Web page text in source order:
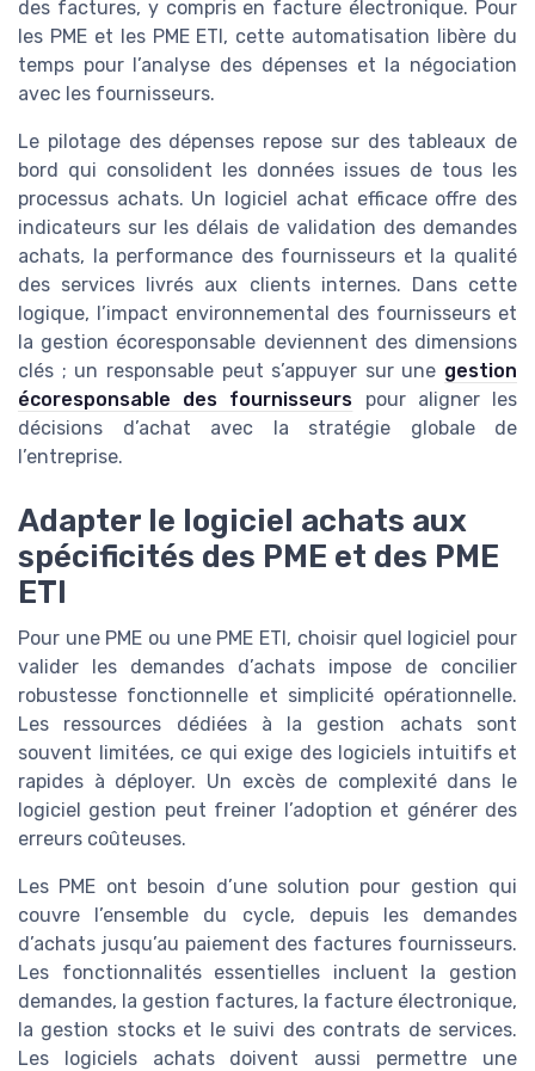
des factures, y compris en facture électronique. Pour
les PME et les PME ETI, cette automatisation libère du
temps pour l’analyse des dépenses et la négociation
avec les fournisseurs.
Le pilotage des dépenses repose sur des tableaux de
bord qui consolident les données issues de tous les
processus achats. Un logiciel achat efficace offre des
indicateurs sur les délais de validation des demandes
achats, la performance des fournisseurs et la qualité
des services livrés aux clients internes. Dans cette
logique, l’impact environnemental des fournisseurs et
la gestion écoresponsable deviennent des dimensions
clés ; un responsable peut s’appuyer sur une gestion
écoresponsable des fournisseurs pour aligner les
décisions d’achat avec la stratégie globale de
l’entreprise.
Adapter le logiciel achats aux
spécificités des PME et des PME
ETI
Pour une PME ou une PME ETI, choisir quel logiciel pour
valider les demandes d’achats impose de concilier
robustesse fonctionnelle et simplicité opérationnelle.
Les ressources dédiées à la gestion achats sont
souvent limitées, ce qui exige des logiciels intuitifs et
rapides à déployer. Un excès de complexité dans le
logiciel gestion peut freiner l’adoption et générer des
erreurs coûteuses.
Les PME ont besoin d’une solution pour gestion qui
couvre l’ensemble du cycle, depuis les demandes
d’achats jusqu’au paiement des factures fournisseurs.
Les fonctionnalités essentielles incluent la gestion
demandes, la gestion factures, la facture électronique,
la gestion stocks et le suivi des contrats de services.
Les logiciels achats doivent aussi permettre une